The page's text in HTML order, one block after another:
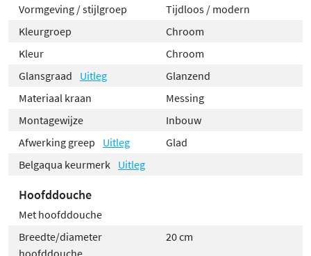
Vormgeving / stijlgroep
Tijdloos / modern
Kleurgroep
Chroom
Kleur
Chroom
Glansgraad
Uitleg
Glanzend
Materiaal kraan
Messing
Montagewijze
Inbouw
Afwerking greep
Uitleg
Glad
Belgaqua keurmerk
Uitleg
Hoofddouche
Met hoofddouche
Breedte/diameter
hoofddouche
20 cm